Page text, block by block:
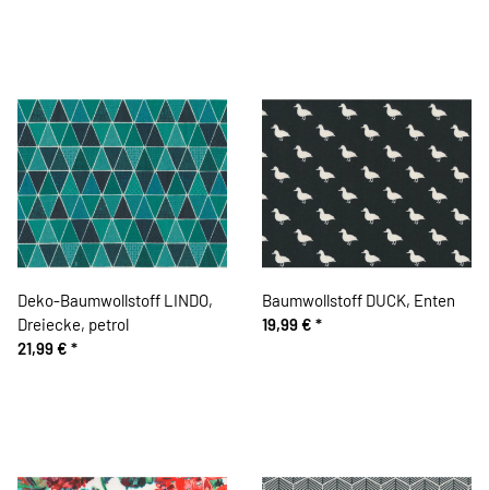
Deko-Baumwollstoff LINDO,
Dreiecke, petrol
21,99 € *
Baumwollstoff DUCK, Enten
19,99 € *